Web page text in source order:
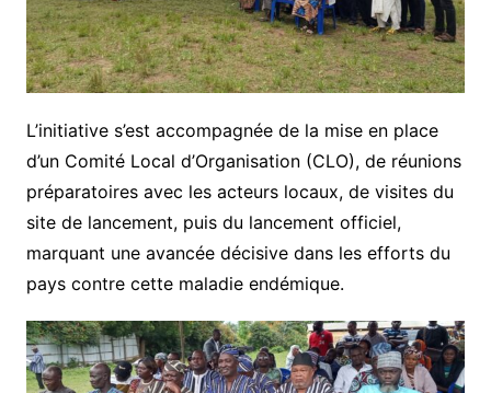
L’initiative s’est accompagnée de la mise en place
d’un Comité Local d’Organisation (CLO), de réunions
préparatoires avec les acteurs locaux, de visites du
site de lancement, puis du lancement officiel,
marquant une avancée décisive dans les efforts du
pays contre cette maladie endémique.